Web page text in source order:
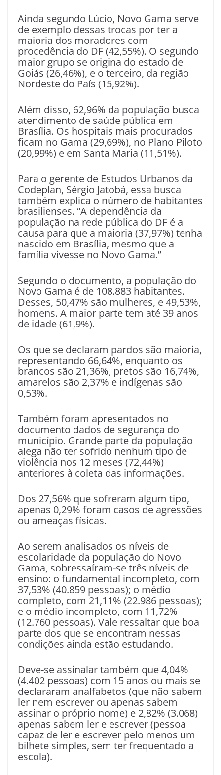
Ainda segundo Lúcio, Novo Gama serve
de exemplo dessas trocas por ter a
maioria dos moradores com
procedência do DF (42,55%). O segundo
maior grupo se origina do estado de
Goiás (26,46%), e o terceiro, da região
Nordeste do País (15,92%).
Além disso, 62,96% da população busca
atendimento de saúde pública em
Brasília. Os hospitais mais procurados
ficam no Gama (29,69%), no Plano Piloto
(20,99%) e em Santa Maria (11,51%).
Para o gerente de Estudos Urbanos da
Codeplan, Sérgio Jatobá, essa busca
também explica o número de habitantes
brasilienses. “A dependência da
população na rede pública do DF é a
causa para que a maioria (37,97%) tenha
nascido em Brasília, mesmo que a
família vivesse no Novo Gama.”
Segundo o documento, a população do
Novo Gama é de 108.883 habitantes.
Desses, 50,47% são mulheres, e 49,53%,
homens. A maior parte tem até 39 anos
de idade (61,9%).
Os que se declaram pardos são maioria,
representando 66,64%, enquanto os
brancos são 21,36%, pretos são 16,74%,
amarelos são 2,37% e indígenas são
0,53%.
Também foram apresentados no
documento dados de segurança do
município. Grande parte da população
alega não ter sofrido nenhum tipo de
violência nos 12 meses (72,44%)
anteriores à coleta das informações.
Dos 27,56% que sofreram algum tipo,
apenas 0,29% foram casos de agressões
ou ameaças físicas.
Ao serem analisados os níveis de
escolaridade da população do Novo
Gama, sobressaíram-se três níveis de
ensino: o fundamental incompleto, com
37,53% (40.859 pessoas); o médio
completo, com 21,11% (22.986 pessoas);
e o médio incompleto, com 11,72%
(12.760 pessoas). Vale ressaltar que boa
parte dos que se encontram nessas
condições ainda estão estudando.
Deve-se assinalar também que 4,04%
(4.402 pessoas) com 15 anos ou mais se
declararam analfabetos (que não sabem
ler nem escrever ou apenas sabem
assinar o próprio nome) e 2,82% (3.068)
apenas sabem ler e escrever (pessoa
capaz de ler e escrever pelo menos um
bilhete simples, sem ter frequentado a
escola).